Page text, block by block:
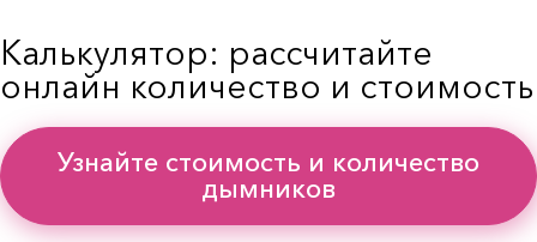
Калькулятор: рассчитайте
онлайн количество и стоимость
Узнайте стоимость и количество
дымников